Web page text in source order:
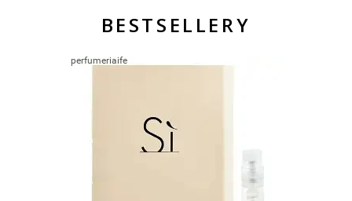
BESTSELLERY